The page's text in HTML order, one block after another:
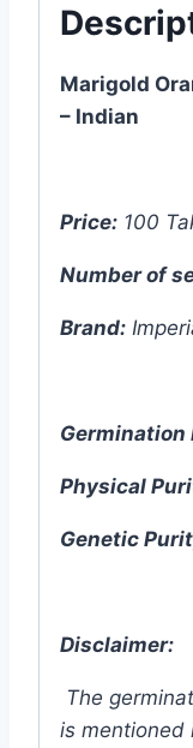
Marigold
– Indian
Price: 100
Number of
Brand:
Germination
Physical
Genetic
Disclaimer:
The
is mentioned